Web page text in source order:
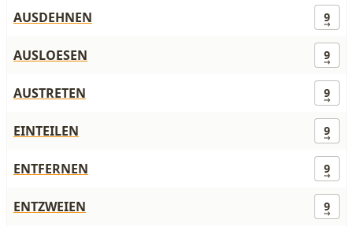
AUSDEHNEN 9
AUSLOESEN 9
AUSTRETEN 9
EINTEILEN 9
ENTFERNEN 9
ENTZWEIEN 9